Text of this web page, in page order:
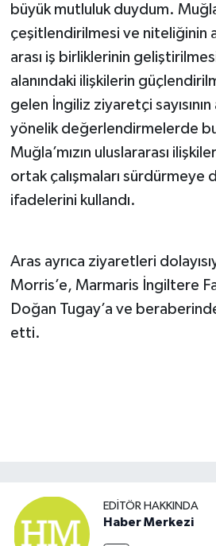
büyük mutluluk duydum.
çeşitlendirilmesi ve niteliğinin
arası iş birliklerinin
alanındaki ilişkilerin
gelen İngiliz ziyaretçi sayısının
yönelik değerlendirmelerde
Muğla’mızın uluslararası
ortak çalışmaları sürdürmeye
ifadelerini kullandı.
Aras ayrıca ziyaretleri
Morris’e, Marmaris İngiltere
Doğan Tugay’a ve
etti.
EDITÖR HAKKINDA
Haber Merkezi